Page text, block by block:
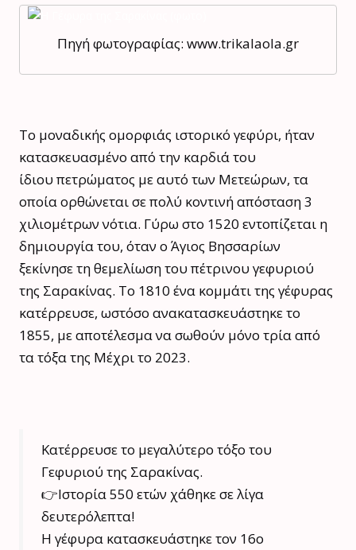
Πηγή φωτογραφίας: www.trikalaola.gr
Το μοναδικής ομορφιάς ιστορικό γεφύρι, ήταν
κατασκευασμένο από την καρδιά του
ίδιου πετρώματος με αυτό των Μετεώρων, τα
οποία ορθώνεται σε πολύ κοντινή απόσταση 3
χιλιομέτρων νότια. Γύρω στο 1520 εντοπίζεται η
δημιουργία του, όταν ο Άγιος Βησσαρίων
ξεκίνησε τη θεμελίωση του πέτρινου γεφυριού
της Σαρακίνας. Το 1810 ένα κομμάτι της γέφυρας
κατέρρευσε, ωστόσο ανακατασκευάστηκε το
1855, με αποτέλεσμα να σωθούν μόνο τρία από
τα τόξα της Μέχρι το 2023.
Κατέρρευσε το μεγαλύτερο τόξο του
Γεφυριού της Σαρακίνας.
👉Ιστορία 550 ετών χάθηκε σε λίγα
δευτερόλεπτα!
Η γέφυρα κατασκευάστηκε τον 16ο